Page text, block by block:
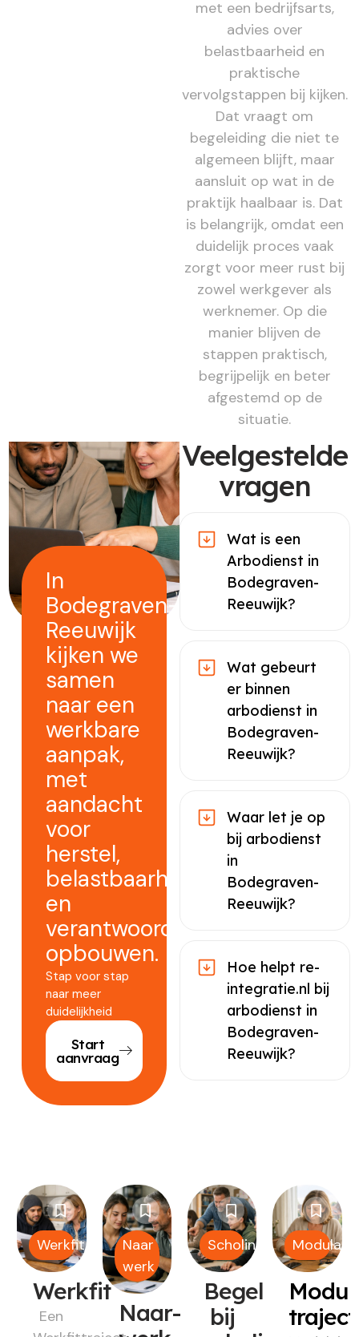
met een bedrijfsarts,
advies over
belastbaarheid en
praktische
vervolgstappen bij kijken.
Dat vraagt om
begeleiding die niet te
algemeen blijft, maar
aansluit op wat in de
praktijk haalbaar is. Dat
is belangrijk, omdat een
duidelijk proces vaak
zorgt voor meer rust bij
zowel werkgever als
werknemer. Op die
manier blijven de
stappen praktisch,
begrijpelijk en beter
afgestemd op de
situatie.
In
Bodegraven-
Reeuwijk
kijken we
samen
naar een
werkbare
aanpak,
met
aandacht
voor
herstel,
belastbaarheid
en
verantwoord
opbouwen.
Stap voor stap
naar meer
duidelijkheid
Start
aanvraag
Veelgestelde
vragen
Wat is een
Arbodienst in
Bodegraven-
Reeuwijk?
Wat gebeurt
er binnen
arbodienst in
Bodegraven-
Reeuwijk?
Waar let je op
bij arbodienst
in
Bodegraven-
Reeuwijk?
Hoe helpt re-
integratie.nl bij
arbodienst in
Bodegraven-
Reeuwijk?
Werkfit
Werkfit
Een
Naar
werk
Naar-
Scholing
Begeleiding
bij
Modulair